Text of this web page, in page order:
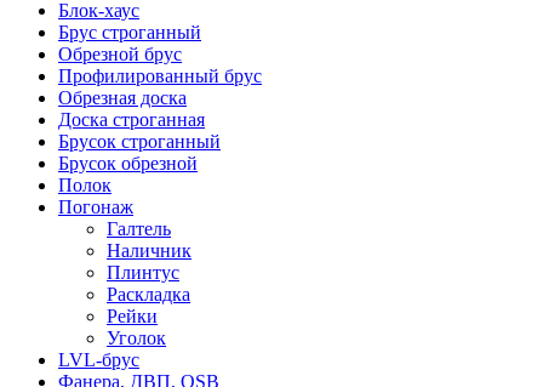
Блок-хаус
Брус строганный
Обрезной брус
Профилированный брус
Обрезная доска
Доска строганная
Брусок строганный
Брусок обрезной
Полок
Погонаж
Галтель
Наличник
Плинтус
Раскладка
Рейки
Уголок
LVL-брус
Фанера, ДВП, OSB